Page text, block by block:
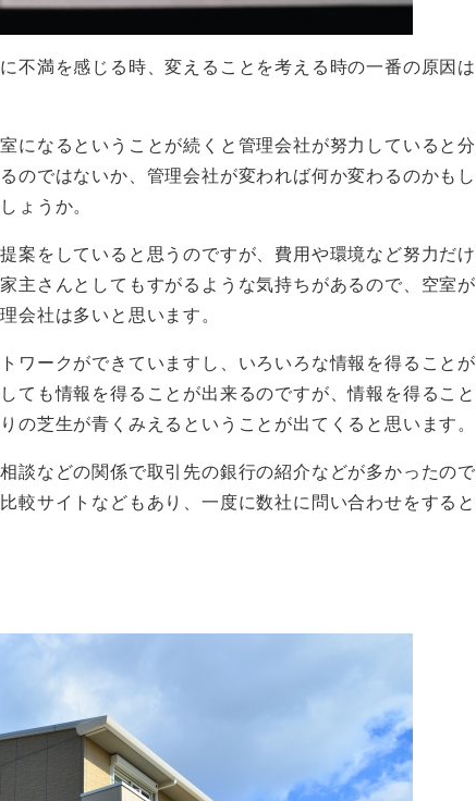
不満を感じる時、変えることを考える時の一番の原因は
になるということが続くと管理会社が努力していると分
のではないか、管理会社が変われば何か変わるのかもし
ょうか。
案をしていると思うのですが、費用や環境など努力だけ
主さんとしてもすがるような気持ちがあるので、空室が
会社は多いと思います。
ワークができていますし、いろいろな情報を得ることが
ても情報を得ることが出来るのですが、情報を得ること
の芝生が青くみえるということが出てくると思います。
談などの関係で取引先の銀行の紹介などが多かったので
較サイトなどもあり、一度に数社に問い合わせをすると